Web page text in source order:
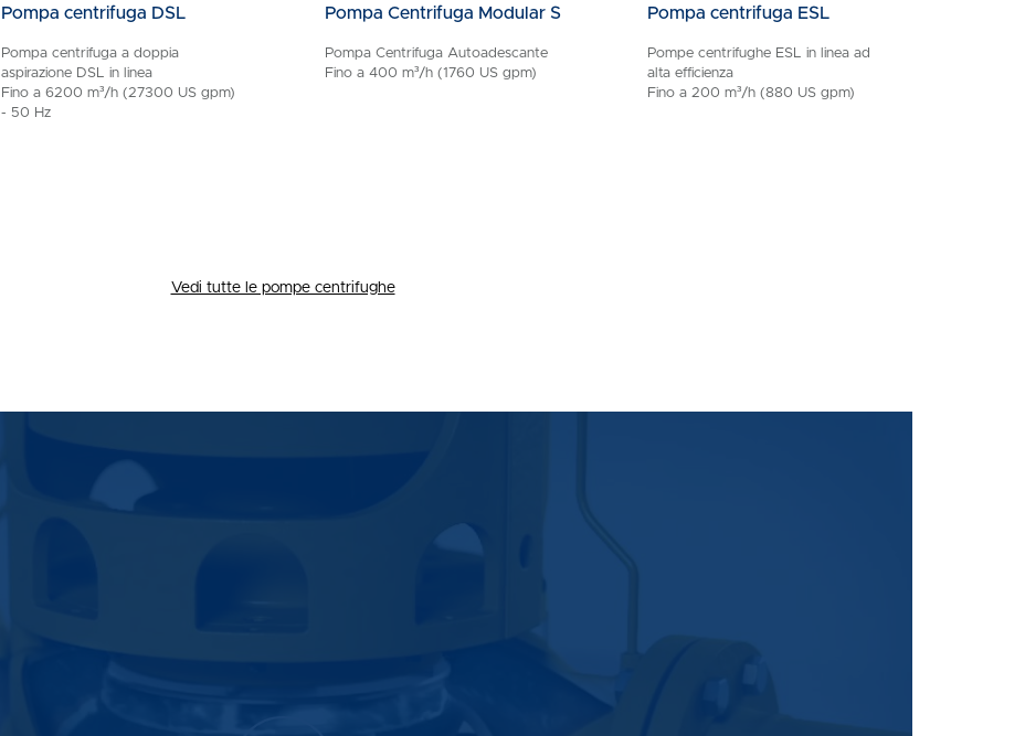
Pompa centrifuga DSL
Pompa centrifuga a doppia
aspirazione DSL in linea
Fino a 6200 m³/h (27300 US gpm)
- 50 Hz
Pompa Centrifuga Modular S
Pompa Centrifuga Autoadescante
Fino a 400 m³/h (1760 US gpm)
Pompa centrifuga ESL
Pompe centrifughe ESL in linea ad
alta efficienza
Fino a 200 m³/h (880 US gpm)
Vedi tutte le pompe centrifughe